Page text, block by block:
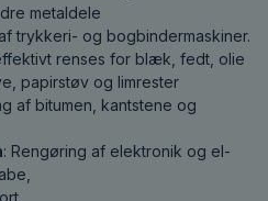
metaldele
trykkeri- og bogbindermaskiner.
renses for blæk, fedt, olie
papirstøv og limrester
af bitumen, kantstene og
: Rengøring af elektronik og el-